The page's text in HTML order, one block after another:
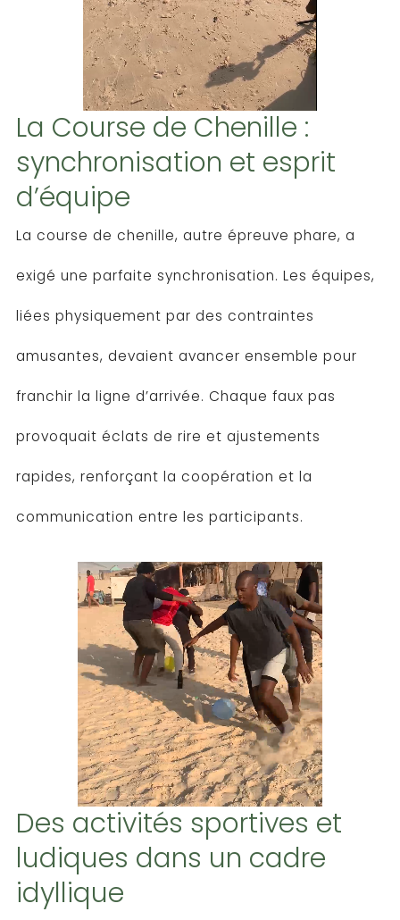
La Course de Chenille :
synchronisation et esprit
d’équipe
La course de chenille, autre épreuve phare, a
exigé une parfaite synchronisation. Les équipes,
liées physiquement par des contraintes
amusantes, devaient avancer ensemble pour
franchir la ligne d’arrivée. Chaque faux pas
provoquait éclats de rire et ajustements
rapides, renforçant la coopération et la
communication entre les participants.
Des activités sportives et
ludiques dans un cadre
idyllique